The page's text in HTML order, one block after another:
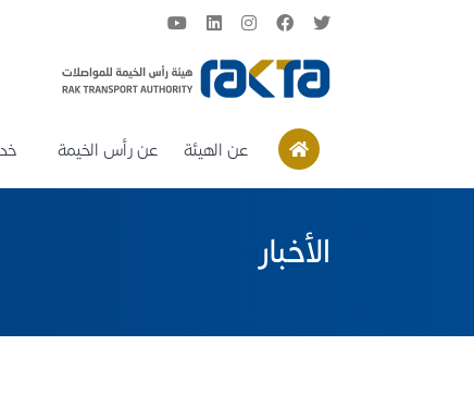
عن الهيئة عن رأس الخيمة
الأخبار